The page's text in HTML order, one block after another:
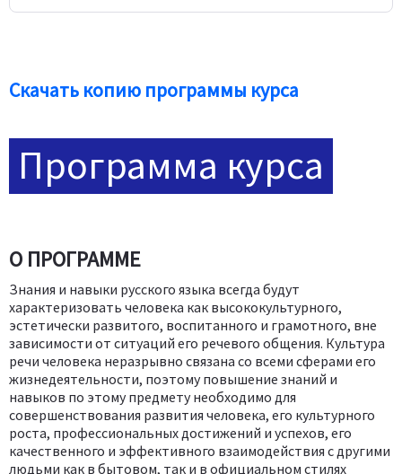
Скачать копию программы курса
Программа курса
О ПРОГРАММЕ
Знания и навыки русского языка всегда будут
характеризовать человека как высококультурного,
эстетически развитого, воспитанного и грамотного, вне
зависимости от ситуаций его речевого общения. Культура
речи человека неразрывно связана со всеми сферами его
жизнедеятельности, поэтому повышение знаний и
навыков по этому предмету необходимо для
совершенствования развития человека, его культурного
роста, профессиональных достижений и успехов, его
качественного и эффективного взаимодействия с другими
людьми как в бытовом, так и в официальном стилях